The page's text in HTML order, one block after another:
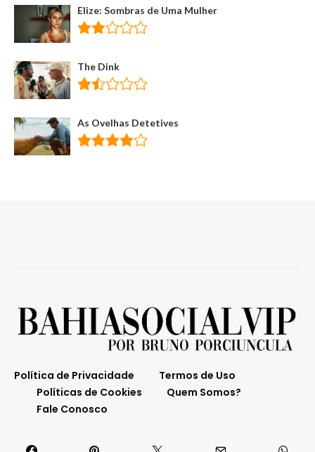
Elize: Sombras de Uma Mulher
The Dink
As Ovelhas Detetives
Política de Privacidade
Termos de Uso
Políticas de Cookies
Quem Somos?
Fale Conosco